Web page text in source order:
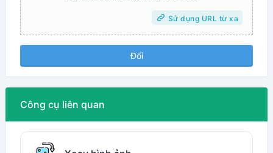
Sử dụng URL từ xa
Đổi
Công cụ liên quan